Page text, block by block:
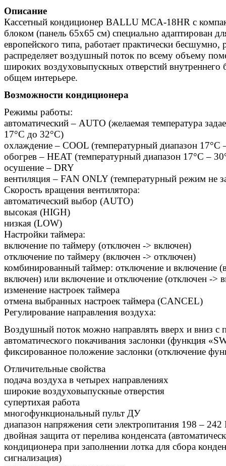
Описание
Кассетный кондиционер BALLU MCA-18HR с
блоком (панель 65х65 см) специально адаптирован
европейского типа, работает практически бесшумно,
распределяет воздушный поток по всему объему
широких воздуховыпускных отверстий внутреннего
общем интерьере.
Возможности кондиционера
Режимы работы:
автоматический – AUTO (желаемая температура
17°С до 32°С)
охлаждение – COOL (температурный диапазон 17°С
обогрев – HEAT (температурный диапазон 17°С –
осушение – DRY
вентиляция – FAN ONLY (температурный режим не
Скорость вращения вентилятора:
автоматический выбор (AUTO)
высокая (HIGH)
низкая (LOW)
Настройки таймера:
включение по таймеру (отключен -> включен)
отключение по таймеру (включен -> отключен)
комбинированный таймер: отключение и включение
включен) или включение и отключение (отключен ->
изменение настроек таймера
отмена выбранных настроек таймера (CANCEL)
Регулирование направления воздуха:
Воздушный поток можно направлять вверх и вниз
автоматического покачивания заслонки (функция
фиксированное положение заслонки (отключение
Отличительные свойства
подача воздуха в четырех направлениях
широкие воздуховыпускные отверстия
супертихая работа
многофункциональный пульт ДУ
диапазон напряжения сети электропитания 198 – 242
двойная защита от перелива конденсата
кондиционера при заполнении лотка для сбора
сигнализация)